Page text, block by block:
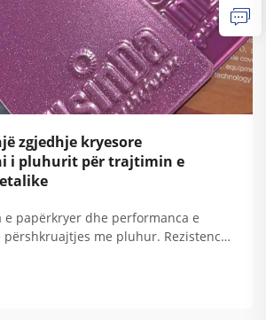
zgjedhje kryesore
i pluhurit për trajtimin e
e papërkryer dhe performanca e
përshkruajtjes me pluhur. Rezistencë
dhe ekspozimit kimik. Cilësitë
me pluhur rrjedhin nga